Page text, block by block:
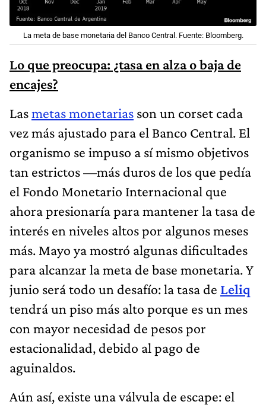
La meta de base monetaria del Banco Central. Fuente: Bloomberg.
Lo que preocupa: ¿tasa en alza o baja de
encajes?
Lasmetas monetarias son un corset cada
vez más ajustado para el Banco Central. El
organismo se impuso a sí mismo objetivos
tan estrictos —más duros de los que pedía
el Fondo Monetario Internacional que
ahora presionaría para mantener la tasa de
interés en niveles altos por algunos meses
más. Mayo ya mostró algunas dificultades
para alcanzar la meta de base monetaria. Y
junio será todo un desafío: la tasa de Leliq
tendrá un piso más alto porque es un mes
con mayor necesidad de pesos por
estacionalidad, debido al pago de
aguinaldos.
Aún así, existe una válvula de escape: el